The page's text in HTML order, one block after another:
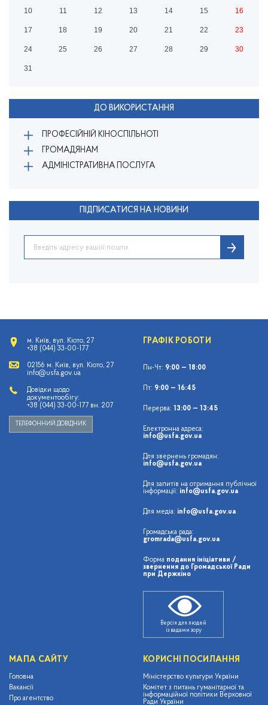
10 11 12 13 14 15 16
17 18 19 20 21 22 23
24 25 26 27 28 29 30
31
ДО ВИКОРИСТАННЯ
ПРОФЕСІЙНІЙ КІНОСПІЛЬНОТІ
ГРОМАДЯНАМ
АДМІНІСТРАТИВНА ПОСЛУГА
ПІДПИСАТИСЯ НА НОВИНИ
м. Київ, вул. Кіото, 27
+38 (044) 33-00-177
02156 м. Київ, вул. Кіото, 27
info@usfa.gov.ua
Довідки щодо
документообігу:
+38 (044) 33-00-177 вн. 207
ТЕЛЕФОННИЙ ДОВІДНИК
ГРАФІК РОБОТИ
Пн-Чт: 9:00 — 18:00
Пт: 9:00 — 16:45
Перерва: 13:00 — 13:45
Електронна адреса:
info@usfa.gov.ua
Для звернень громадян:
info@usfa.gov.ua
Для запитів на отримання публічної
інформації: info@usfa.gov.ua
Для медіа: info@usfa.gov.ua
Громадська рада:
gromrada@usfa.gov.ua
Форма подання ініціативи /
звернення до Громадської Ради
при Держкіно
Версія для людей
із вадами зору
МАПА САЙТУ
Головна
Вакансії
Про агентство
КОРИСНІ ПОСИЛАННЯ
Міністерство культури України
Комітет з питань гуманітарної та
інформаційної політики Верховної
Ради України